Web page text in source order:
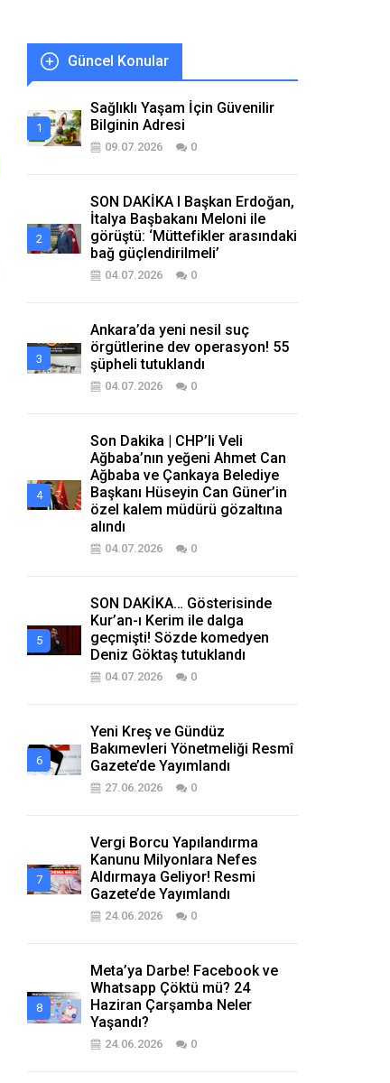
Güncel Konular
Sağlıklı Yaşam İçin Güvenilir
Bilginin Adresi
09.07.2026 0
SON DAKİKA I Başkan Erdoğan,
İtalya Başbakanı Meloni ile
görüştü: ‘Müttefikler arasındaki
bağ güçlendirilmeli’
04.07.2026 0
Ankara’da yeni nesil suç
örgütlerine dev operasyon! 55
şüpheli tutuklandı
04.07.2026 0
Son Dakika | CHP’li Veli
Ağbaba’nın yeğeni Ahmet Can
Ağbaba ve Çankaya Belediye
Başkanı Hüseyin Can Güner’in
özel kalem müdürü gözaltına
alındı
04.07.2026 0
SON DAKİKA… Gösterisinde
Kur’an-ı Kerim ile dalga
geçmişti! Sözde komedyen
Deniz Göktaş tutuklandı
04.07.2026 0
Yeni Kreş ve Gündüz
Bakımevleri Yönetmeliği Resmî
Gazete’de Yayımlandı
27.06.2026 0
Vergi Borcu Yapılandırma
Kanunu Milyonlara Nefes
Aldırmaya Geliyor! Resmi
Gazete’de Yayımlandı
24.06.2026 0
Meta’ya Darbe! Facebook ve
Whatsapp Çöktü mü? 24
Haziran Çarşamba Neler
Yaşandı?
24.06.2026 0